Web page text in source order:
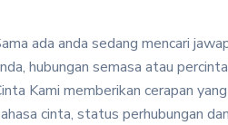
ada anda sedang mencari
hubungan semasa atau
Kami memberikan cerapan
cinta, status perhubungan